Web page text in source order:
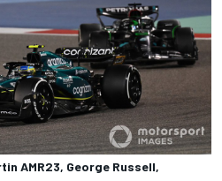
AMR23, George Russell,